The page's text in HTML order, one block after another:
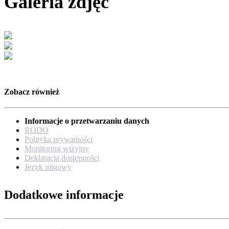
Zobacz również
Informacje o przetwarzaniu danych
RODO
Polityka prywatności
Monitoring wizyjny
Deklaracja dostępności
Język migowy
Dodatkowe informacje